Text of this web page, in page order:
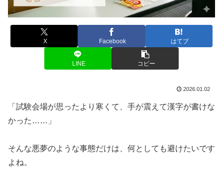
X Facebook はてブ
LINE コピー
2026.01.02
「試験会場が思ったより寒くて、手が震えて漢字が書けな
かった……」
そんな悪夢のような事態だけは、何としても避けたいです
よね。